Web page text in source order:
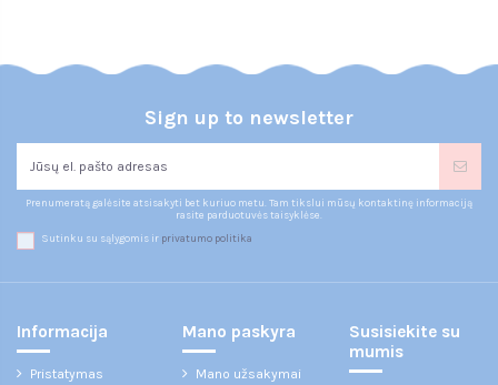
Sign up to newsletter
Prenumeratą galėsite atsisakyti bet kuriuo metu. Tam tikslui mūsų kontaktinę informaciją
rasite parduotuvės taisyklėse.
Sutinku su sąlygomis ir privatumo politika
Informacija
Pristatymas
Mano paskyra
Mano užsakymai
Susisiekite su
mumis